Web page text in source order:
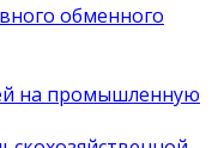
обменного
на промышленную